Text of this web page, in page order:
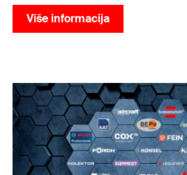
Više informacija